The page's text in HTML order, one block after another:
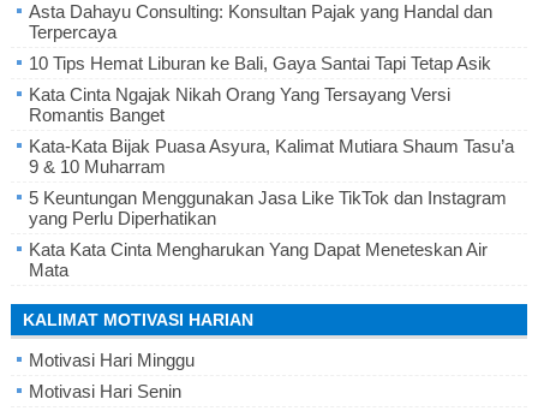
Asta Dahayu Consulting: Konsultan Pajak yang Handal dan
Terpercaya
10 Tips Hemat Liburan ke Bali, Gaya Santai Tapi Tetap Asik
Kata Cinta Ngajak Nikah Orang Yang Tersayang Versi
Romantis Banget
Kata-Kata Bijak Puasa Asyura, Kalimat Mutiara Shaum Tasu’a
9 & 10 Muharram
5 Keuntungan Menggunakan Jasa Like TikTok dan Instagram
yang Perlu Diperhatikan
Kata Kata Cinta Mengharukan Yang Dapat Meneteskan Air
Mata
KALIMAT MOTIVASI HARIAN
Motivasi Hari Minggu
Motivasi Hari Senin